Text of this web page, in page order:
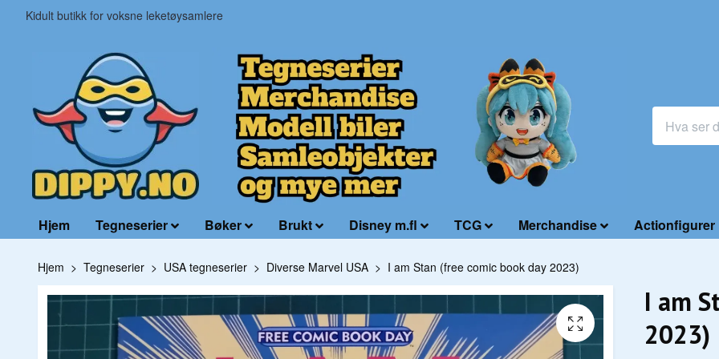
Kidult butikk for voksne leketøysamlere
Hjem Tegneserier Bøker Brukt Disney m.fl TCG Merchandise Actionfigurer
Hjem Tegneserier USA tegneserier Diverse Marvel USA I am Stan (free comic book day 2023)
I am
2023)